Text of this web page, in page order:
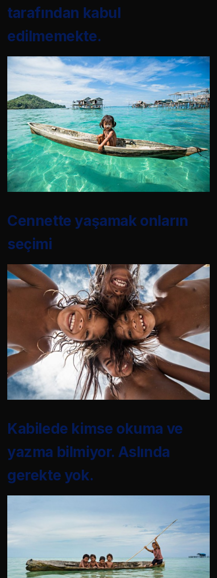
tarafından kabul
edilmemekte.
Cennette yaşamak onların
seçimi
Kabilede kimse okuma ve
yazma bilmiyor. Aslında
gerekte yok.